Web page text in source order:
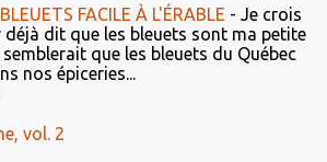
FACILE À L'ÉRABLE - Je crois
déjà dit que les bleuets sont ma petite
semblerait que les bleuets du Québec
nos épiceries...
vol. 2